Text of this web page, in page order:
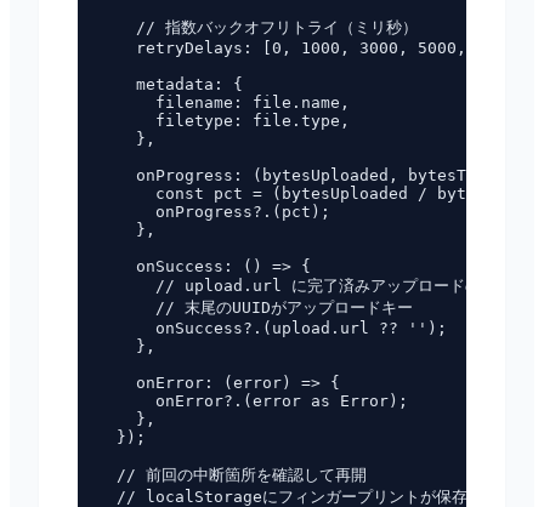
    // 指数バックオフリトライ（ミリ秒）
    retryDelays: [0, 1000, 3000, 5000, 10000],
    metadata: {
      filename: file.name,
      filetype: file.type,
    },
onProgress: (bytesUploaded, bytesTotal)
const pct = (bytesUploaded /
      onProgress?.(pct);
    },
    onSuccess: () => {
// upload.url に完了済みアップロードのURLが入
      // 末尾のUUIDがアップロードキー
      onSuccess?.(upload.url ?? '');
    },
    onError: (error) => {
      onError?.(error as Error);
    },
  });
  // 前回の中断箇所を確認して再開
// localStorageにフィンガープリントが保存されるた